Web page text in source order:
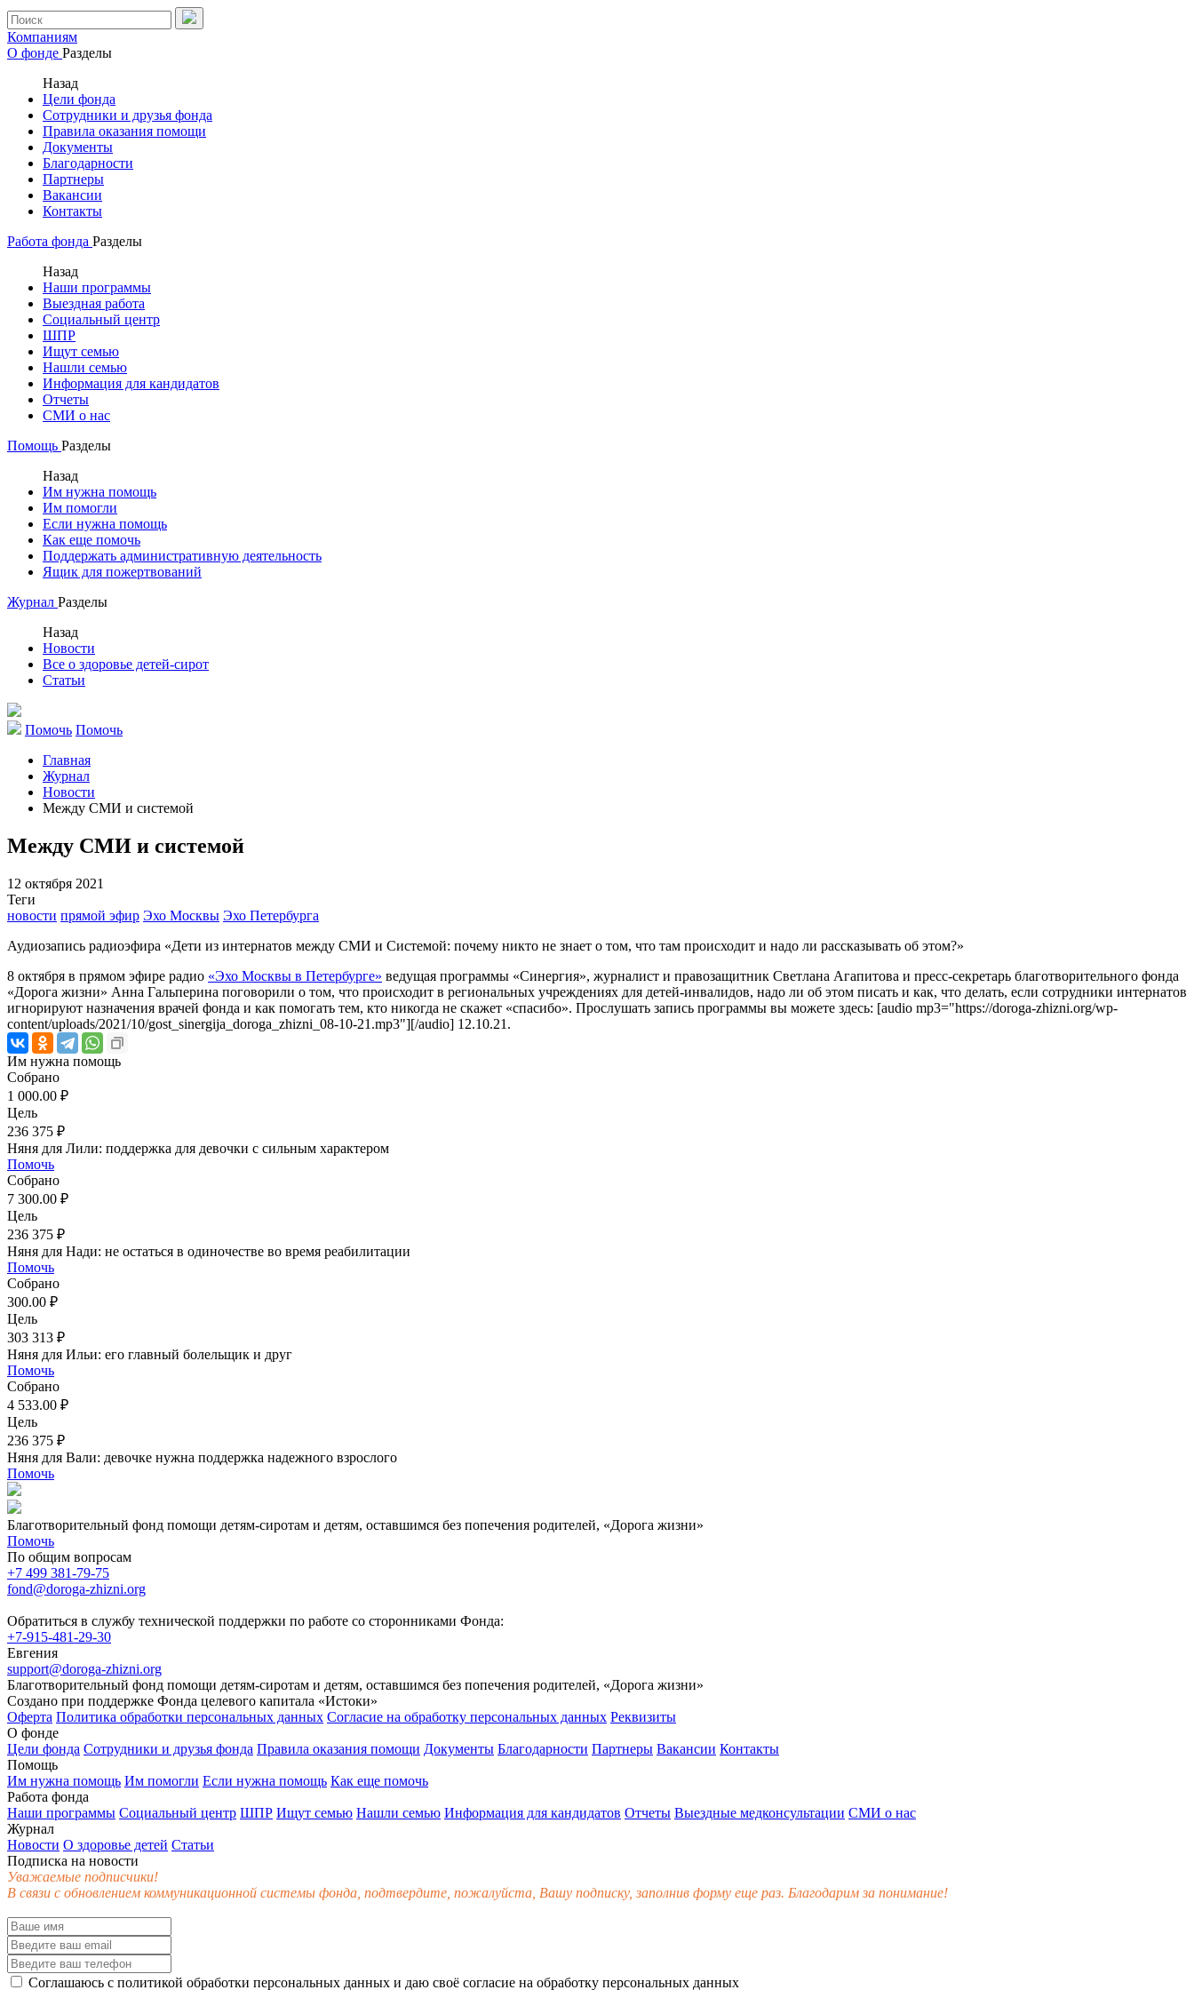
Компаниям
О фонде Разделы
Назад
Цели фонда
Сотрудники и друзья фонда
Правила оказания помощи
Документы
Благодарности
Партнеры
Вакансии
Контакты
Работа фонда Разделы
Назад
Наши программы
Выездная работа
Социальный центр
ШПР
Ищут семью
Нашли семью
Информация для кандидатов
Отчеты
СМИ о нас
Помощь Разделы
Назад
Им нужна помощь
Им помогли
Если нужна помощь
Как еще помочь
Поддержать административную деятельность
Ящик для пожертвований
Журнал Разделы
Назад
Новости
Все о здоровье детей-сирот
Статьи
Помочь Помочь
Главная
Журнал
Новости
Между СМИ и системой
Между СМИ и системой
12 октября 2021
Теги
новости прямой эфир Эхо Москвы Эхо Петербурга
Аудиозапись радиоэфира «Дети из интернатов между СМИ и Системой: почему никто не знает о том, что там происходит и надо ли рассказывать об этом?»
8 октября в прямом эфире радио «Эхо Москвы в Петербурге» ведущая программы «Синергия», журналист и правозащитник Светлана Агапитова и пресс-секретарь благотворительного фонда
«Дорога жизни» Анна Гальперина поговорили о том, что происходит в региональных учреждениях для детей-инвалидов, надо ли об этом писать и как, что делать, если сотрудники интернатов
игнорируют назначения врачей фонда и как помогать тем, кто никогда не скажет «спасибо». Прослушать запись программы вы можете здесь: [audio mp3="https://doroga-zhizni.org/wp-
content/uploads/2021/10/gost_sinergija_doroga_zhizni_08-10-21.mp3"][/audio] 12.10.21.
Им нужна помощь
Собрано
1 000.00 ₽
Цель
236 375 ₽
Няня для Лили: поддержка для девочки с сильным характером
Помочь
Собрано
7 300.00 ₽
Цель
236 375 ₽
Няня для Нади: не остаться в одиночестве во время реабилитации
Помочь
Собрано
300.00 ₽
Цель
303 313 ₽
Няня для Ильи: его главный болельщик и друг
Помочь
Собрано
4 533.00 ₽
Цель
236 375 ₽
Няня для Вали: девочке нужна поддержка надежного взрослого
Помочь
Благотворительный фонд помощи детям-сиротам и детям, оставшимся без попечения родителей, «Дорога жизни»
Помочь
По общим вопросам
+7 499 381-79-75
fond@doroga-zhizni.org
Обратиться в службу технической поддержки по работе со сторонниками Фонда:
+7-915-481-29-30
Евгения
support@doroga-zhizni.org
Благотворительный фонд помощи детям-сиротам и детям, оставшимся без попечения родителей, «Дорога жизни»
Создано при поддержке Фонда целевого капитала «Истоки»
Оферта Политика обработки персональных данных Согласие на обработку персональных данных Реквизиты
О фонде
Цели фонда Сотрудники и друзья фонда Правила оказания помощи Документы Благодарности Партнеры Вакансии Контакты
Помощь
Им нужна помощь Им помогли Если нужна помощь Как еще помочь
Работа фонда
Наши программы Социальный центр ШПР Ищут семью Нашли семью Информация для кандидатов Отчеты Выездные медконсультации СМИ о нас
Журнал
Новости О здоровье детей Статьи
Подписка на новости
Уважаемые подписчики!
В связи с обновлением коммуникационной системы фонда, подтвердите, пожалуйста, Вашу подписку, заполнив форму еще раз. Благодарим за понимание!
Соглашаюсь с политикой обработки персональных данных и даю своё согласие на обработку персональных данных